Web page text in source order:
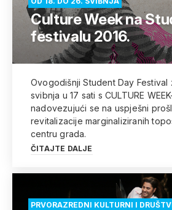
Culture Week na
festivalu 2016.
Ovogodišnji Student Day Festival
svibnja u 17 sati s CULTURE
nadovezujući se na uspješni
revitalizacije marginaliziranih
centru grada.
ČITAJTE DALJE
PRVORAZREDNI KULTURNI I